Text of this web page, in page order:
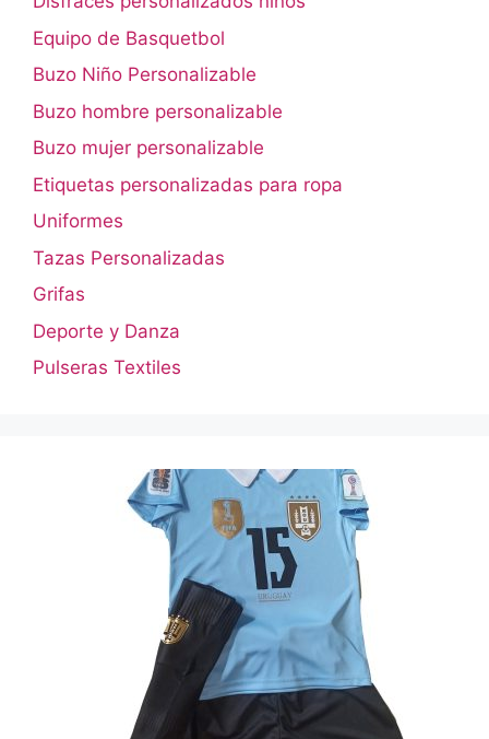
Equipo de Basquetbol
Buzo Niño Personalizable
Buzo hombre personalizable
Buzo mujer personalizable
Etiquetas personalizadas para ropa
Uniformes
Tazas Personalizadas
Grifas
Deporte y Danza
Pulseras Textiles